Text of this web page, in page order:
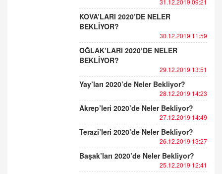
31.12.2019 09:21
KOVA’LARI 2020’DE NELER
BEKLİYOR?
30.12.2019 11:59
OĞLAK’LARI 2020’DE NELER
BEKLİYOR?
29.12.2019 13:51
Yay’ları 2020’de Neler Bekliyor?
28.12.2019 14:23
Akrep’leri 2020’de Neler Bekliyor?
27.12.2019 14:49
Terazi’leri 2020’de Neler Bekliyor?
26.12.2019 13:27
Başak’ları 2020’de Neler Bekliyor?
25.12.2019 12:41